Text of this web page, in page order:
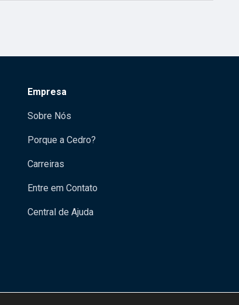
Empresa
Sobre Nós
Porque a Cedro?
Carreiras
Entre em Contato
Central de Ajuda